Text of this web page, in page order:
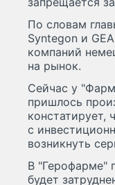
По словам
Syntegon и
компаний
на рынок.
Сейчас у
пришлось
с
возникнуть
В "Герофарме"
будет